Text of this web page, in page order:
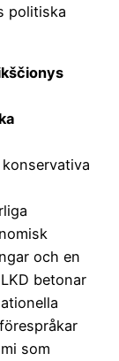
politiska
och en
betonar
som